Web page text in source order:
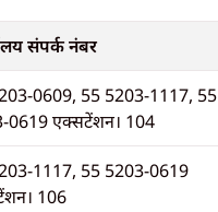
संपर्क नंबर
0609, 55 5203-1117, 55
0619 एक्सटेंशन। 104
1117, 55 5203-0619
106